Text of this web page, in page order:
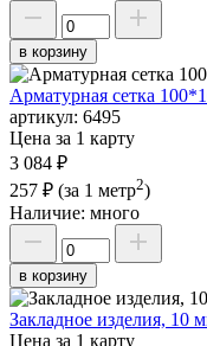
в корзину
Арматурная сетка
артикул: 6495
Цена за 1 карту
3 084 ₽
257 ₽ (за 1 метр2)
Наличие: много
в корзину
Закладное изделия, 10
Цена за 1 карту